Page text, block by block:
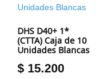
DHS D40+ 1*
(CTTA) Caja de 10
Unidades Blancas
$15.200